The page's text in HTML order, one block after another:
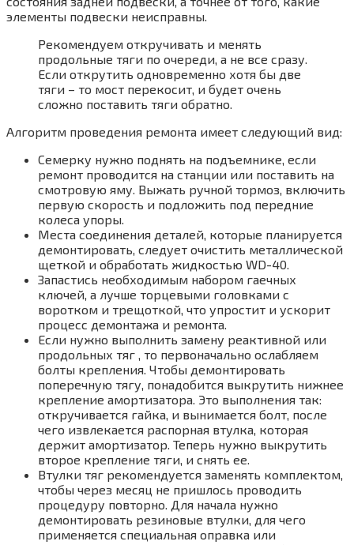
элементы подвески неисправны.
Рекомендуем откручивать и менять
продольные тяги по очереди, а не все сразу.
Если открутить одновременно хотя бы две
тяги – то мост перекосит, и будет очень
сложно поставить тяги обратно.
Алгоритм проведения ремонта имеет следующий вид:
Семерку нужно поднять на подъемнике, если
ремонт проводится на станции или поставить на
смотровую яму. Выжать ручной тормоз, включить
первую скорость и подложить под передние
колеса упоры.
Места соединения деталей, которые планируется
демонтировать, следует очистить металлической
щеткой и обработать жидкостью WD-40.
Запастись необходимым набором гаечных
ключей, а лучше торцевыми головками с
воротком и трещоткой, что упростит и ускорит
процесс демонтажа и ремонта.
Если нужно выполнить замену реактивной или
продольных тяг , то первоначально ослабляем
болты крепления. Чтобы демонтировать
поперечную тягу, понадобится выкрутить нижнее
крепление амортизатора. Это выполнения так:
откручивается гайка, и вынимается болт, после
чего извлекается распорная втулка, которая
держит амортизатор. Теперь нужно выкрутить
второе крепление тяги, и снять ее.
Втулки тяг рекомендуется заменять комплектом,
чтобы через месяц не пришлось проводить
процедуру повторно. Для начала нужно
демонтировать резиновые втулки, для чего
применяется специальная оправка или